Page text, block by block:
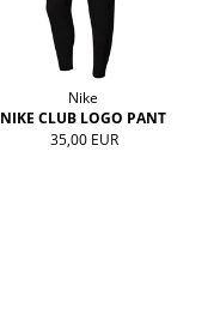
Nike
NIKE CLUB LOGO PANT
35,00 EUR